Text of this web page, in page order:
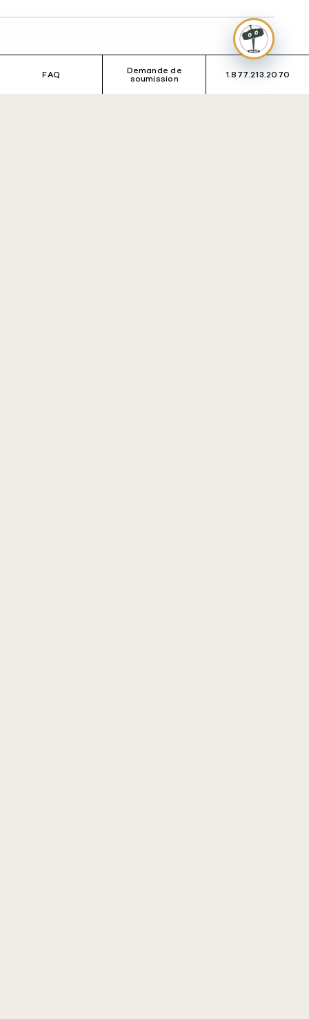
1.877.213.2070
Demande de
soumission
FAQ